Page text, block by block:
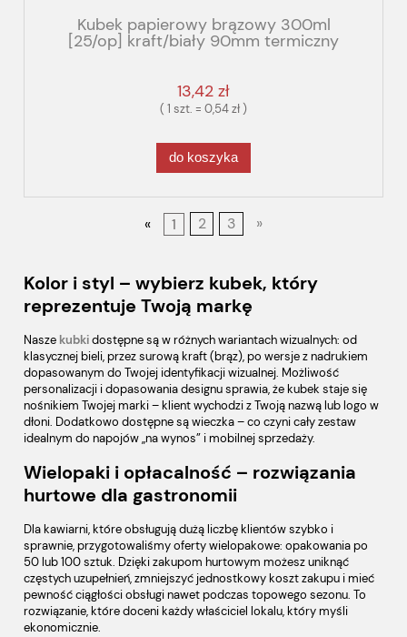
Kubek papierowy brązowy 300ml
[25/op] kraft/biały 90mm termiczny
13,42 zł
( 1 szt. = 0,54 zł )
do koszyka
« 1 2 3 »
Kolor i styl – wybierz kubek, który
reprezentuje Twoją markę
Nasze kubkidostępne są w różnych wariantach wizualnych: od
klasycznej bieli, przez surową kraft (brąz), po wersje z nadrukiem
dopasowanym do Twojej identyfikacji wizualnej. Możliwość
personalizacji i dopasowania designu sprawia, że kubek staje się
nośnikiem Twojej marki – klient wychodzi z Twoją nazwą lub logo w
dłoni. Dodatkowo dostępne są wieczka – co czyni cały zestaw
idealnym do napojów „na wynos” i mobilnej sprzedaży.
Wielopaki i opłacalność – rozwiązania
hurtowe dla gastronomii
Dla kawiarni, które obsługują dużą liczbę klientów szybko i
sprawnie, przygotowaliśmy oferty wielopakowe: opakowania po
50 lub 100 sztuk. Dzięki zakupom hurtowym możesz uniknąć
częstych uzupełnień, zmniejszyć jednostkowy koszt zakupu i mieć
pewność ciągłości obsługi nawet podczas topowego sezonu. To
rozwiązanie, które doceni każdy właściciel lokalu, który myśli
ekonomicznie.